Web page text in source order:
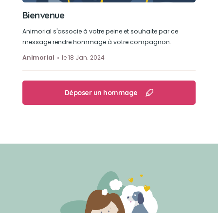
Bienvenue
Animorial s'associe à votre peine et souhaite par ce
message rendre hommage à votre compagnon.
Animorial
le 18 Jan. 2024
Déposer un hommage